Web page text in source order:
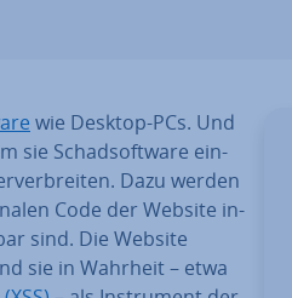
wie Desktop-PCs. Und
sie Schad­soft­ware ein­
Dazu werden
Code der Website in­
sind. Die Website
sie in Wahrheit – etwa